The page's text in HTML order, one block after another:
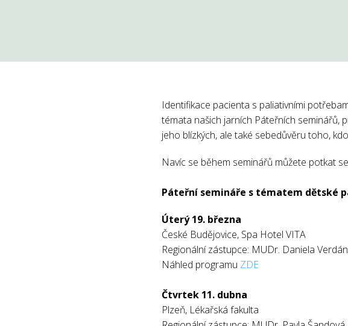
Identifikace pacienta s paliativními
témata našich jarních Páteřních seminářů,
jeho blízkých, ale také sebedůvěru toho,
Navíc se během seminářů můžete potkat
Páteřní semináře s tématem dětské
Úterý 19. března
České Budějovice, Spa Hotel VITA
Regionální zástupce: MUDr. Daniela
Náhled programu ZDE
Čtvrtek 11. dubna
Plzeň, Lékařská fakulta